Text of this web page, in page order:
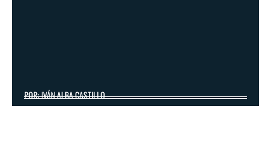
POR: IVÁN ALBA CASTILLO